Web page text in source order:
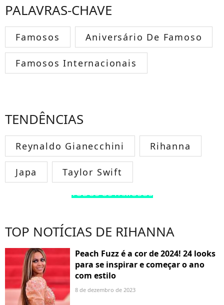
PALAVRAS-CHAVE
Famosos Aniversário De Famoso
Famosos Internacionais
TENDÊNCIAS
Reynaldo Gianecchini Rihanna
Japa Taylor Swift
TODOS OS FAMOSOS
TOP NOTÍCIAS DE RIHANNA
Peach Fuzz é a cor de 2024! 24 looks
para se inspirar e começar o ano
com estilo
8 de dezembro de 2023